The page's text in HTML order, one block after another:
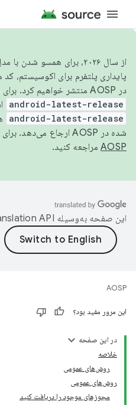
از سال ۲۰۲۶، برای همسو
پایداری پلتفرم برای اکوسیستم،
در AOSP منتشر خواهیم کرد. برای ساخت و مشارکت در AOSP،
android-latest-release
android-latest-release
شده در AOSP ارجاع می‌دهد. برای اطلاعات بیشتر، به
AOSP مراجعه کنید.
این صفحه به‌وسیله
AOSP
این مرور مفید بود؟
در این صفحه
خلاصه
روش‌های عمومی
روش‌های عمومی
مجوزهای موجود را دریافت کنید